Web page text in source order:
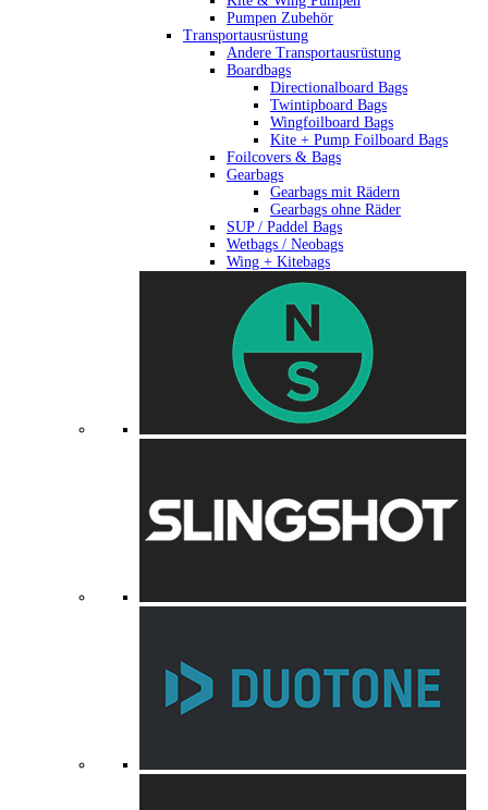
Pumpen Zubehör
Transportausrüstung
Andere Transportausrüstung
Boardbags
Directionalboard Bags
Twintipboard Bags
Wingfoilboard Bags
Kite + Pump Foilboard Bags
Foilcovers & Bags
Gearbags
Gearbags mit Rädern
Gearbags ohne Räder
SUP / Paddel Bags
Wetbags / Neobags
Wing + Kitebags